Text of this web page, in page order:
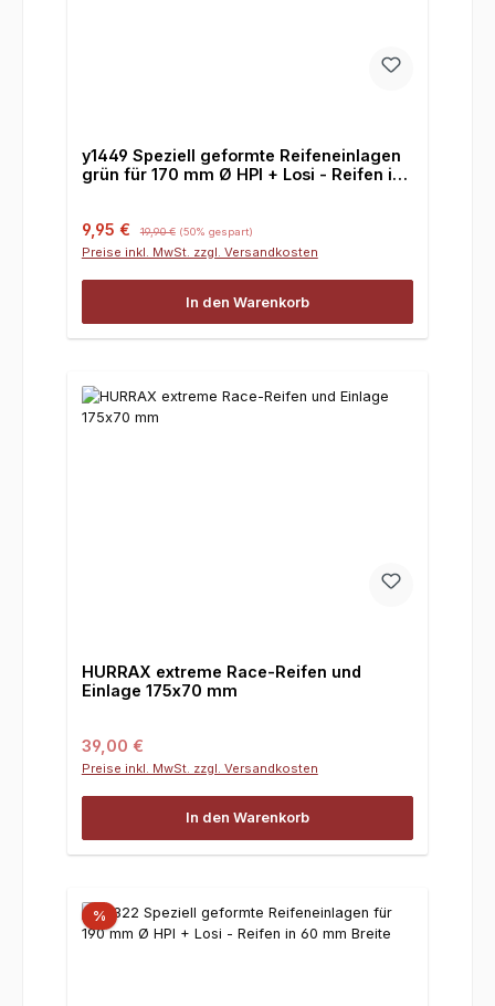
y1449 Speziell geformte Reifeneinlagen
grün für 170 mm Ø HPI + Losi - Reifen in
Verkaufspreis:
9,95 € 19,90 € (50% gespart)
Preise inkl. MwSt. zzgl. Versandkosten
In den Warenkorb
HURRAX extreme Race-Reifen und
Einlage 175x70 mm
Regulärer Preis:
39,00 €
Preise inkl. MwSt. zzgl. Versandkosten
In den Warenkorb
%